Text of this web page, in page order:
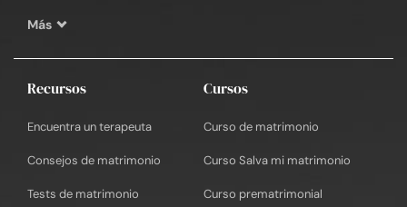
Más
Recursos
Encuentra un terapeuta
Consejos de matrimonio
Tests de matrimonio
Cursos
Curso de matrimonio
Curso Salva mi matrimonio
Curso prematrimonial